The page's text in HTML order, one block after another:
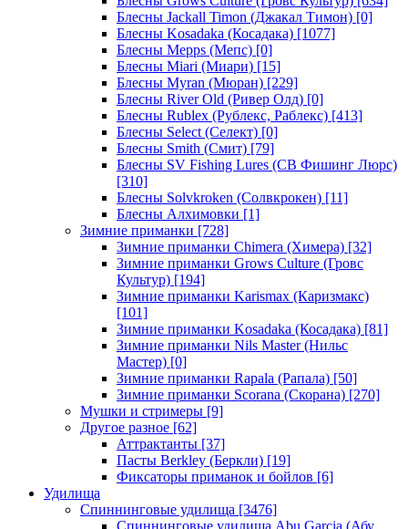
Блесны Jackall Timon (Джакал Тимон) [0]
Блесны Kosadaka (Косадака) [1077]
Блесны Mepps (Мепс) [0]
Блесны Miari (Миари) [15]
Блесны Myran (Мюран) [229]
Блесны River Old (Ривер Олд) [0]
Блесны Rublex (Рублекс, Раблекс) [413]
Блесны Select (Селект) [0]
Блесны Smith (Смит) [79]
Блесны SV Fishing Lures (СВ Фишинг Люрс)
[310]
Блесны Solvkroken (Солвкрокен) [11]
Блесны Алхимовки [1]
Зимние приманки [728]
Зимние приманки Chimera (Химера) [32]
Зимние приманки Grows Culture (Гровс
Культур) [194]
Зимние приманки Karismax (Каризмакс)
[101]
Зимние приманки Kosadaka (Косадака) [81]
Зимние приманки Nils Master (Нильс
Мастер) [0]
Зимние приманки Rapala (Рапала) [50]
Зимние приманки Scorana (Скорана) [270]
Мушки и стримеры [9]
Другое разное [62]
Аттрактанты [37]
Пасты Berkley (Беркли) [19]
Фиксаторы приманок и бойлов [6]
Удилища
Спиннинговые удилища [3476]